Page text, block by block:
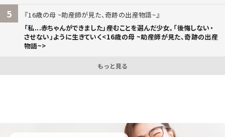
5
16歳の母 ~助産師が見た、奇跡の出産物語~
「私...赤ちゃんができました」――産むことを選んだ少女。「後悔しない・
させない」ように生きていく<16歳の母 ~助産師が見た、奇跡の出産
物語~>
もっと見る